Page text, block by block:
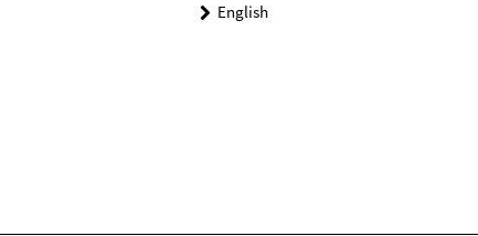
English